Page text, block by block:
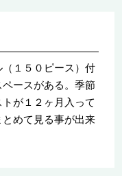
１５０ピース）付
ースがある。季節
が１２ヶ月入って
めて見る事が出来